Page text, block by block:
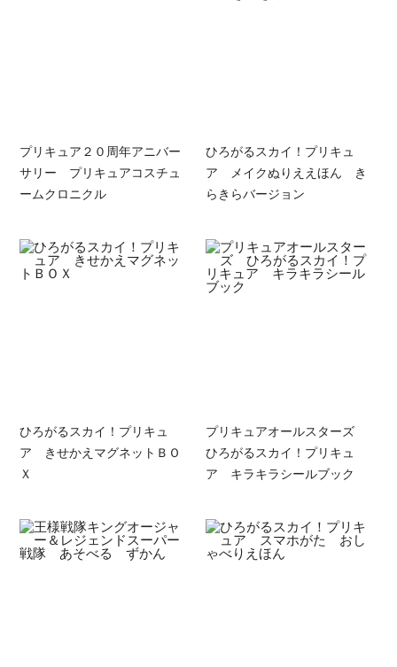
プリキュア２０周年アニバー
サリー プリキュアコスチュ
ームクロニクル
ひろがるスカイ！プリキュ
ア メイクぬりええほん き
らきらバージョン
ひろがるスカイ！プリキュ
ア きせかえマグネットＢＯ
Ｘ
プリキュアオールスターズ
ひろがるスカイ！プリキュ
ア キラキラシールブック